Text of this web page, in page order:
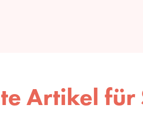
Artikel für